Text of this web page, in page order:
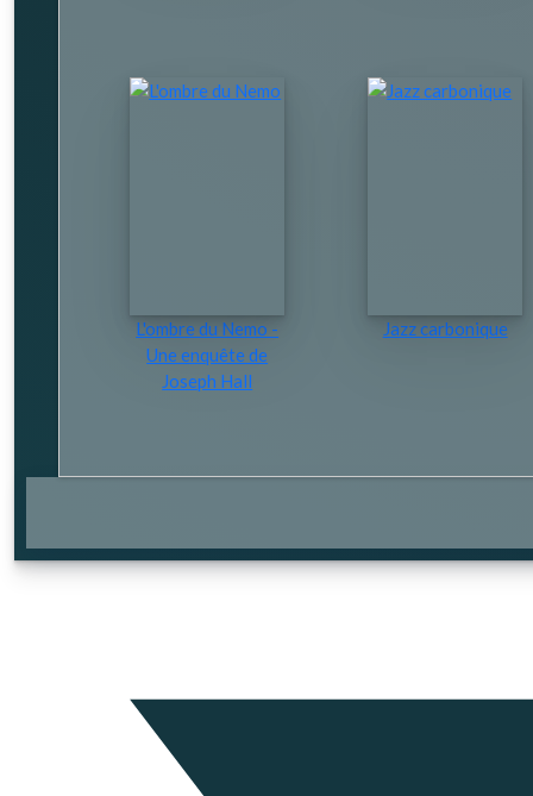
L'ombre du Nemo -
Une enquête de
Joseph Hall
Jazz carbonique